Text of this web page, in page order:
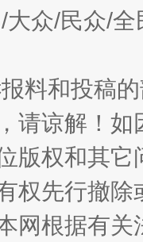
如何以
众/民众/
料和投稿
请谅解！
版权和其它
权先行撤
网根据有